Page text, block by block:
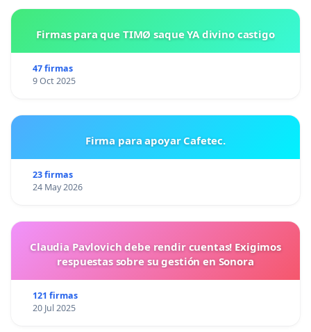
Firmas para que TIMØ saque YA divino castigo
47 firmas
9 Oct 2025
Firma para apoyar Cafetec.
23 firmas
24 May 2026
Claudia Pavlovich debe rendir cuentas! Exigimos
respuestas sobre su gestión en Sonora
121 firmas
20 Jul 2025